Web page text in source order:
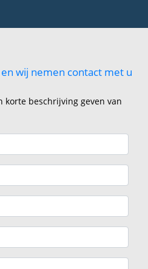
wij nemen contact met u
korte beschrijving geven van